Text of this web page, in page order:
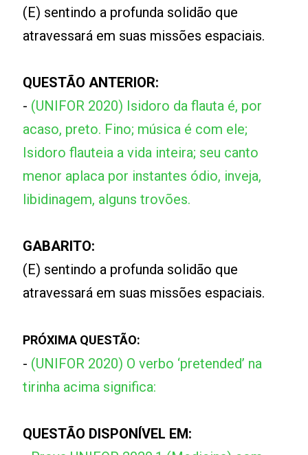
(E) sentindo a profunda solidão que
atravessará em suas missões espaciais.
QUESTÃO ANTERIOR:
- (UNIFOR 2020) Isidoro da flauta é, por
acaso, preto. Fino; música é com ele;
Isidoro flauteia a vida inteira; seu canto
menor aplaca por instantes ódio, inveja,
libidinagem, alguns trovões.
GABARITO:
(E) sentindo a profunda solidão que
atravessará em suas missões espaciais.
PRÓXIMA QUESTÃO:
- (UNIFOR 2020) O verbo ‘pretended’ na
tirinha acima significa:
QUESTÃO DISPONÍVEL EM: